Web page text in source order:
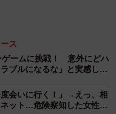
ャラクターを強化する
ムを利用していました
ていたクレジットカー
返していました。数週
ドの明細を確認すると、
親は驚きとともに、ど
ス
ゲームに挑戦！ 意外にどハ
ブルになるな」と実感した
会いに行く！」→えっ、相
ット…危険察知した女性が